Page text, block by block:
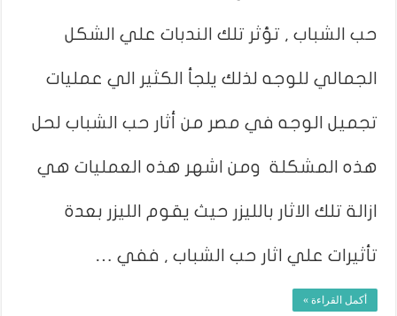
حب الشباب , تؤثر تلك الندبات علي الشكل
الجمالي للوجه لذلك يلجأ الكثير الي عمليات
تجميل الوجه في مصر من أثار حب الشباب لحل
هذه المشكلة ومن اشهر هذه العمليات هي
ازالة تلك الاثار بالليزر حيث يقوم الليزر بعدة
تأثيرات علي اثار حب الشباب , ففي …
أكمل القراءة »